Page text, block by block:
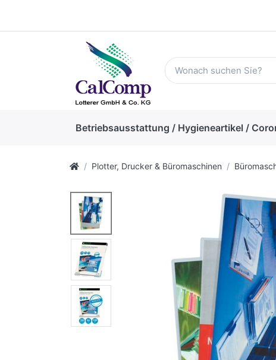
Betriebsausstattung / Hygieneartikel /
Plotter, Drucker & Büromaschinen